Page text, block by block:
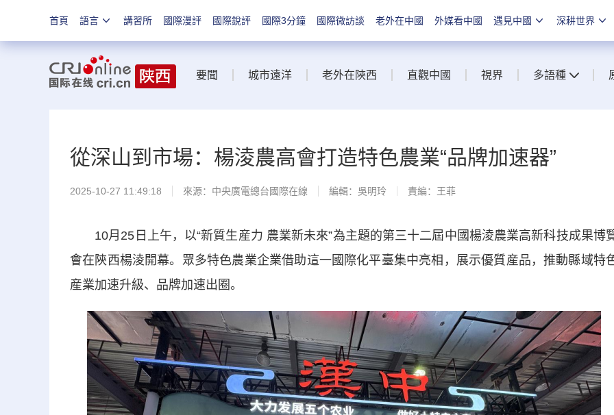
首頁 語言 講習所 國際漫評 國際銳評 國際3分鐘 國際微訪談 老外在中國 外媒看中國 遇見中國 深耕世界
要聞 城市遠洋 老外在陝西 直觀中國 視界 多語種
從深山到市場：楊淩農高會打造特色農業“品牌加速器”
2025-10-27 11:49:18 來源：中央廣電總台國際在線 編輯：吳明玲 責編：王菲
10月25日上午，以“新質生産力 農業新未來”為主題的第三十二屆中國楊淩農業高新科技成果博
會在陝西楊淩開幕。眾多特色農業企業借助這一國際化平臺集中亮相，展示優質産品，推動縣域特
産業加速升級、品牌加速出圈。